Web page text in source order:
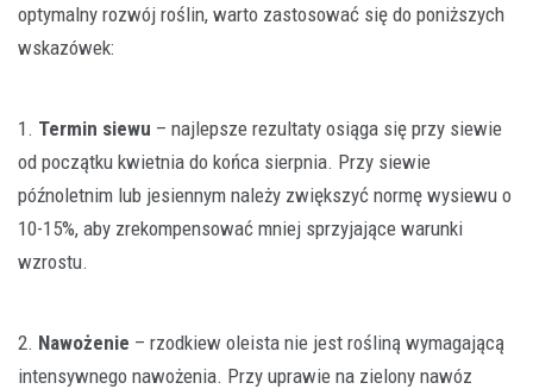
optymalny rozwój roślin, warto zastosować się do poniższych
wskazówek:
1. Termin siewu – najlepsze rezultaty osiąga się przy siewie
od początku kwietnia do końca sierpnia. Przy siewie
późnoletnim lub jesiennym należy zwiększyć normę wysiewu o
10-15%, aby zrekompensować mniej sprzyjające warunki
wzrostu.
2. Nawożenie – rzodkiew oleista nie jest rośliną wymagającą
intensywnego nawożenia. Przy uprawie na zielony nawóz